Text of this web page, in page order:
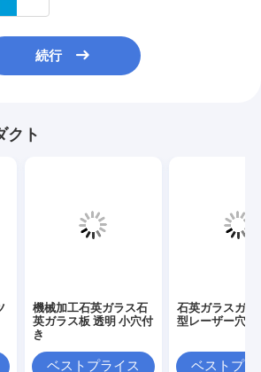
続行
クト
機械加工石英ガラス石
英ガラス板 透明 小穴付
き
ベストプライス
石英ガラスガラ
型レーザー穴あ
ベストプラ